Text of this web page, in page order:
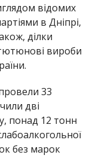
відомих
в Дніпрі,
ділки
вироби
33
дві
понад 12 тонн
без марок